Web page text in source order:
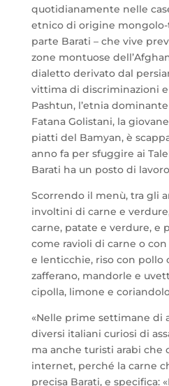
quotidianamente nelle
etnico di origine mongolo-
parte Barati – che vive
zone montuose
dialetto derivato dal
vittima di discriminazioni
Pashtun, l’etnia
Fatana Golistani, la
piatti del Bamyan, è
anno fa per sfuggire ai
Barati ha un posto di
Scorrendo il menù, tra gli
involtini di carne e
carne, patate e verdure, e
come ravioli di carne o
e lenticchie, riso con pollo
zafferano, mandorle e
cipolla, limone e
«Nelle prime settimane di
diversi italiani curiosi di
ma anche turisti arabi che
internet, perché la carne
precisa Barati, e specifica: